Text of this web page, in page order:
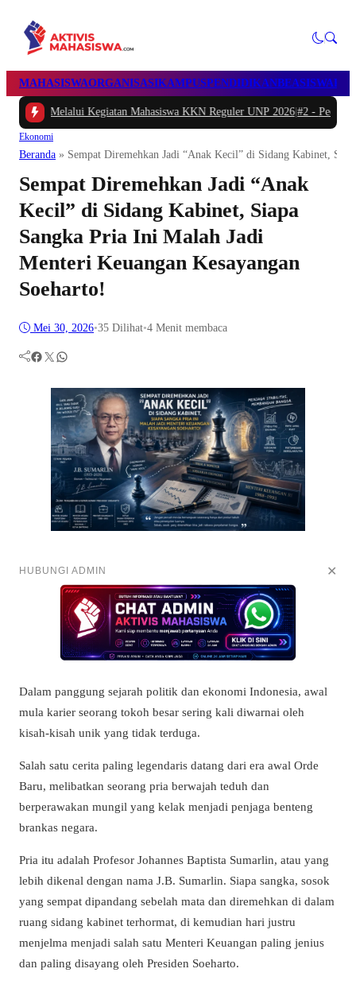
MAHASISWAORGANISASIKAMPUSPENDIDIKANBEASISWA
Kegiatan Mahasiswa KKN Reguler UNP 2026|#2 -Peduli Generasi
Ekonomi
Beranda » Sempat Diremehkan Jadi “Anak Kecil” di Sidang Kabinet,
Sempat Diremehkan Jadi “Anak
Kecil” di Sidang Kabinet, Siapa
Sangka Pria Ini Malah Jadi
Menteri Keuangan Kesayangan
Soeharto!
Mei 30, 2026•35 Dilihat•4 Menit membaca
Facebook Twitter WhatsApp
HUBUNGI ADMIN ✕
Dalam panggung sejarah politik dan ekonomi Indonesia, awal
mula karier seorang tokoh besar sering kali diwarnai oleh
kisah-kisah unik yang tidak terduga.
Salah satu cerita paling legendaris datang dari era awal Orde
Baru, melibatkan seorang pria berwajah teduh dan
berperawakan mungil yang kelak menjadi penjaga benteng
brankas negara.
Pria itu adalah Profesor Johannes Baptista Sumarlin, atau yang
lebih dikenal dengan nama J.B. Sumarlin. Siapa sangka, sosok
yang sempat dipandang sebelah mata dan diremehkan di dalam
ruang sidang kabinet terhormat, di kemudian hari justru
menjelma menjadi salah satu Menteri Keuangan paling jenius
dan paling disayang oleh Presiden Soeharto.